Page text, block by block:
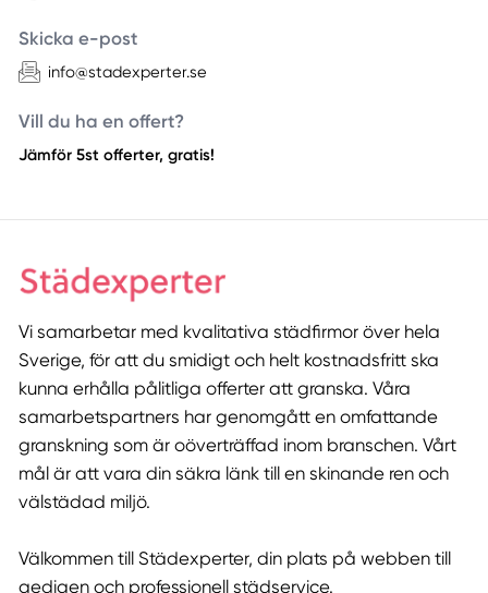
Skicka e-post
info@stadexperter.se
Vill du ha en offert?
Jämför 5st offerter, gratis!
Vi samarbetar med kvalitativa städfirmor över hela
Sverige, för att du smidigt och helt kostnadsfritt ska
kunna erhålla pålitliga offerter att granska. Våra
samarbetspartners har genomgått en omfattande
granskning som är oöverträffad inom branschen. Vårt
mål är att vara din säkra länk till en skinande ren och
välstädad miljö.
Välkommen till Städexperter, din plats på webben till
gedigen och professionell städservice.